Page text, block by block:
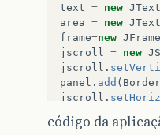
text = new
area = new
frame=new JFrame
jscroll = new
jscroll .
panel . add (
jscroll .
panel
add
panel .add(
código da